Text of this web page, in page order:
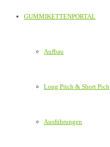
GUMMIKETTENPORTAL
Aufbau
Long Pitch & Short Pich
Ausführungen